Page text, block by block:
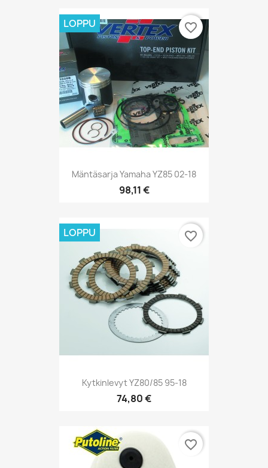
Mäntäsarja Yamaha YZ85 02-18
98,11 €
LOPPU favorite_border
Kytkinlevyt YZ80/85 95-18
74,80 €
LOPPU favorite_border
favorite_border